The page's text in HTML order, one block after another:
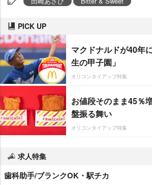
PICK UP
マクドナルドが40年
生の甲子園」
オリコンタイアップ特集
お値段そのまま45％
盤振る舞い
オリコンタイアップ特集
求人特集
歯科助手/ブランクOK・駅チカ